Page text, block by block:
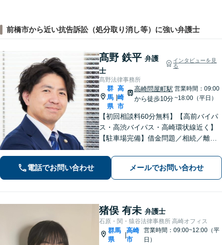
前橋市から近い抗告訴訟（処分取り消し等）に強い弁護士
髙野 鉄平 弁護
士
インタビューを見
る
髙野法律事務所
群
馬
県
高
崎
市
高崎問屋町駅
から徒歩10分
営業時間：09:00
~18:00（平日）
【初回相談料60分無料】【高前バイパ
ス・高渋バイパス・高崎環状線近く】
【駐車場完備】借金問題／相続／離婚
広く対応しております。丁寧なヒアリ
ングとコミュニケーションを重ねるこ
とを大切にしております【休日・夜間
対応可】
電話でお問い合わせ メールでお問い合わせ
猪俣 有未 弁護士
石原・関・猿谷法律事務所 高崎オフィス
群馬
県
|
高崎
市
営業時間：09:00~12:00（平
日）